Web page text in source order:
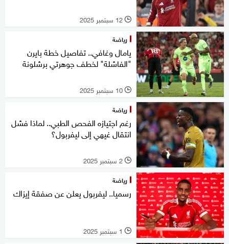
l 12 سبتمبر 2025
رياضة
يامال وغافي.. تفاصيل خطة بايرن
"الفاشلة" لخطف جوهرتي برشلونة
l 10 سبتمبر 2025
رياضة
رغم اجتيازه الفحص الطبي.. لماذا فشل
انتقال غيهي إلى ليفربول؟
l 2 سبتمبر 2025
رياضة
رسميا.. ليفربول يعلن عن صفقة إيزاك
l 1 سبتمبر 2025